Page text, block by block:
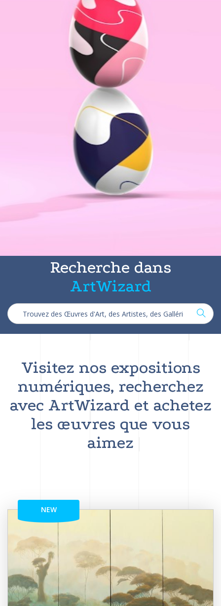
Recherche dans
ArtWizard
Visitez nos expositions
numériques, recherchez
avec ArtWizard et achetez
les œuvres que vous
aimez
NEW